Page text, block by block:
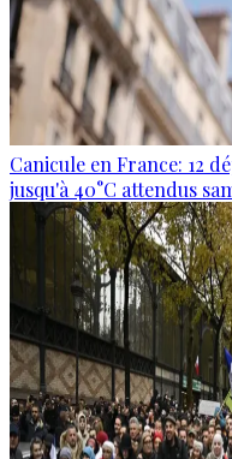
Canicule en France: 12
jusqu'à 40°C attendus